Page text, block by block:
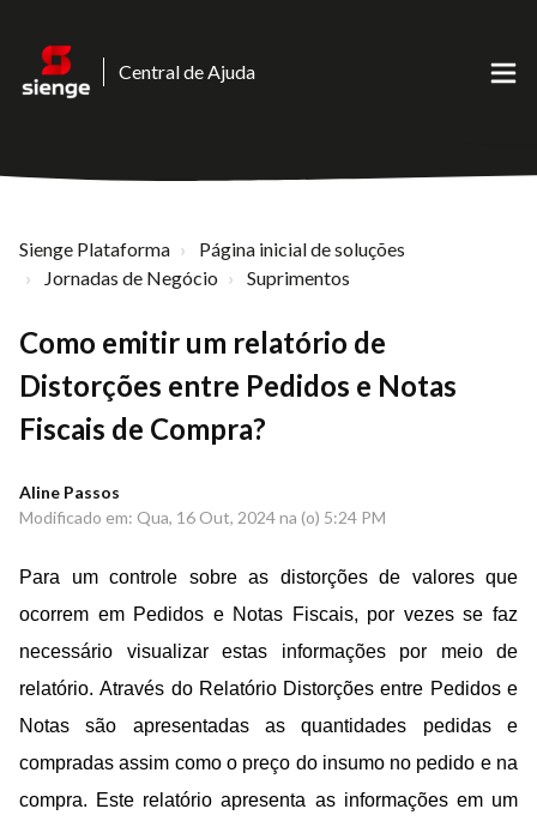
Central de Ajuda
Sienge Plataforma
Página inicial de soluções
Jornadas de Negócio
Suprimentos
Como emitir um relatório de
Distorções entre Pedidos e Notas
Fiscais de Compra?
Aline Passos
Modificado em: Qua, 16 Out, 2024 na (o) 5:24 PM
Para um controle sobre as distorções de valores que
ocorrem em Pedidos e Notas Fiscais, por vezes se faz
necessário visualizar estas informações por meio de
relatório. Através do Relatório Distorções entre Pedidos e
Notas são apresentadas as quantidades pedidas e
compradas assim como o preço do insumo no pedido e na
compra. Este relatório apresenta as informações em um